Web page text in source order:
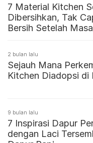
7 Material Kitchen
Dibersihkan, Tak
Bersih Setelah
2 bulan lalu
Sejauh Mana
Kitchen Diadopsi di
9 bulan lalu
7 Inspirasi Dapur
dengan Laci